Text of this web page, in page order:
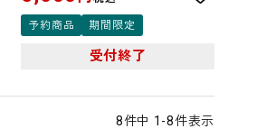
予約商品 期間限定
受付終了
8件中 1 -8件表示